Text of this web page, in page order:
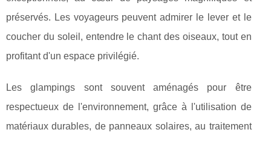
préservés. Les voyageurs peuvent admirer le lever et le
coucher du soleil, entendre le chant des oiseaux, tout en
profitant d'un espace privilégié.
Les glampings sont souvent aménagés pour être
respectueux de l'environnement, grâce à l'utilisation de
matériaux durables, de panneaux solaires, au traitement